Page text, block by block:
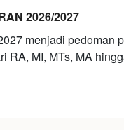
2026/2027
menjadi pedoman
RA, MI, MTs, MA